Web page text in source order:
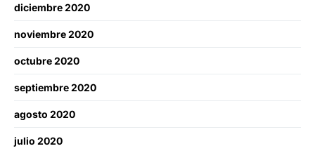
diciembre 2020
noviembre 2020
octubre 2020
septiembre 2020
agosto 2020
julio 2020